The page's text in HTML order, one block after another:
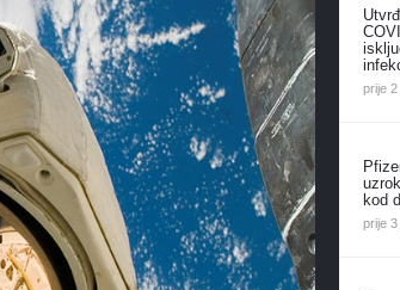
prije 2
kod
prije 3